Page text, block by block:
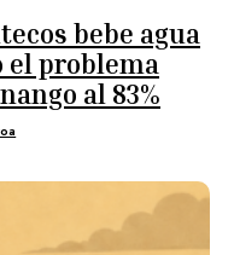
bebe agua
el problema
al 83%